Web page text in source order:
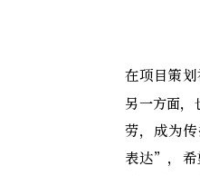
在项目策
另一方面
劳，成为
表达”，希